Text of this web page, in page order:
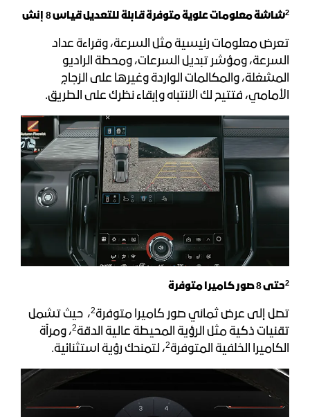
2شاشة معلومات علوية متوفرة قابلة للتعديل قياس 8 إنش
تعرض معلومات رئيسية مثل السرعة، وقراءة عداد
السرعة، ومؤشر تبديل السرعات، ومحطة الراديو
المشغلة، والمكالمات الواردة وغيرها على الزجاج
الأمامي، فتتيح لك الانتباه وإبقاء نظرك على الطريق.
2حتى 8 صور كاميرا متوفرة
تصل إلى عرض ثماني صور كاميرا متوفرة2، حيث تشمل
تقنيات ذكية مثل الرؤية المحيطة عالية الدقة2، ومرآة
الكاميرا الخلفية المتوفرة2، لتمنحك رؤية استثنائية.